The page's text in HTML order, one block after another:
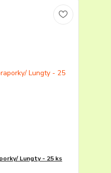
Lungty - 25 ks